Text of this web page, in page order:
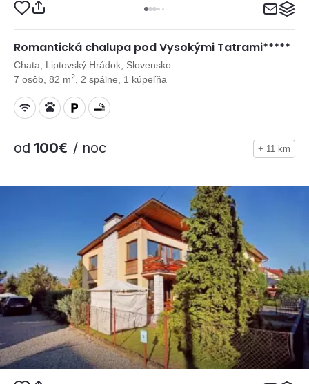
Romantická chalupa pod Vysokými Tatrami*****
Chata, Liptovský Hrádok, Slovensko
7 osôb, 82 m2 , 2 spálne, 1 kúpeľňa
od 100€ / noc + 11 km